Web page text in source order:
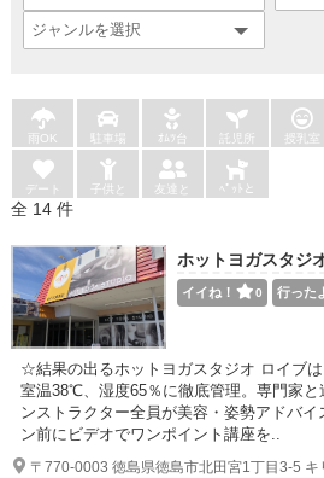
雨OK 駐車場 ｵﾑﾂ台 託児所 授乳室
デート 子供と 友達と ﾍﾟｯﾄと
全 14 件
ホットヨガスタジ
イイね！ 0 行った
☆結果の出るホットヨガスタジオ ロイブ
室温38℃、湿度65％に徹底管理。専門家と
ンストラクター全員が美容・姿勢アドバ
ン前にビデオでワンポイント講座を..
〒770-0003 徳島県徳島市北田宮1丁目3-5 キ